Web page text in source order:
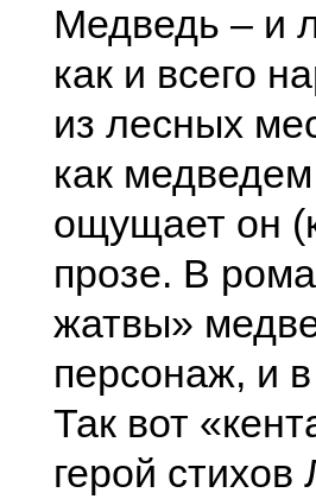
Медведь – и
как и всего
из лесных
как
ощущает он
прозе. В
жатвы»
персонаж, и
Так вот
герой